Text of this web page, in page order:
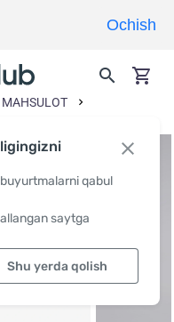
qabul
saytga
Shu yerda qolish
Ochish